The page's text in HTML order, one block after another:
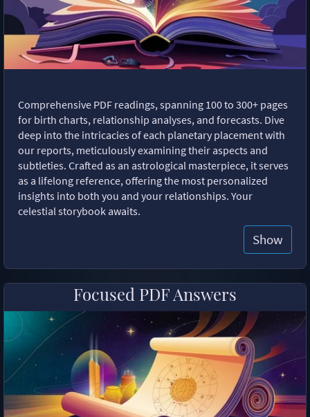
Comprehensive PDF readings, spanning 100 to 300+ pages
for birth charts, relationship analyses, and forecasts. Dive
deep into the intricacies of each planetary placement with
our reports, meticulously examining their aspects and
subtleties. Crafted as an astrological masterpiece, it serves
as a lifelong reference, offering the most personalized
insights into both you and your relationships. Your
celestial storybook awaits.
Show
Focused PDF Answers